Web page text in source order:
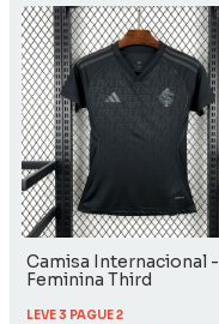
Camisa Internacional -
Feminina Third
LEVE 3 PAGUE 2